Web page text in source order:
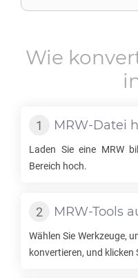
Wie
MRW-Datei
Laden Sie eine MRW
Bereich hoch.
MRW-Tools
Wählen Sie Werkzeuge,
konvertieren, und klicken